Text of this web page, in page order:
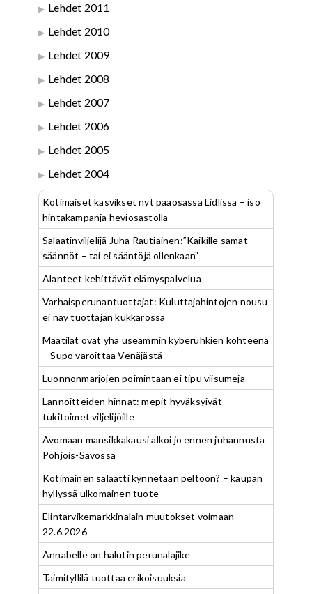
Lehdet 2011
Lehdet 2010
Lehdet 2009
Lehdet 2008
Lehdet 2007
Lehdet 2006
Lehdet 2005
Lehdet 2004
Kotimaiset kasvikset nyt pääosassa Lidlissä – iso
hintakampanja heviosastolla
Salaatinviljelijä Juha Rautiainen:”Kaikille samat
säännöt – tai ei sääntöjä ollenkaan”
Alanteet kehittävät elämyspalvelua
Varhaisperunantuottajat: Kuluttajahintojen nousu
ei näy tuottajan kukkarossa
Maatilat ovat yhä useammin kyberuhkien kohteena
– Supo varoittaa Venäjästä
Luonnonmarjojen poimintaan ei tipu viisumeja
Lannoitteiden hinnat: mepit hyväksyivät
tukitoimet viljelijöille
Avomaan mansikkakausi alkoi jo ennen juhannusta
Pohjois-Savossa
Kotimainen salaatti kynnetään peltoon? – kaupan
hyllyssä ulkomainen tuote
Elintarvikemarkkinalain muutokset voimaan
22.6.2026
Annabelle on halutin perunalajike
Taimityllilä tuottaa erikoisuuksia